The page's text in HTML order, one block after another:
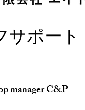
サポート
manager C&P